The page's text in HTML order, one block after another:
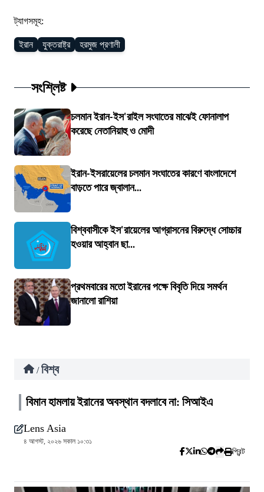
ট্যাগসমূহ:
ইরান যুক্তরাষ্ট্র হরমুজ প্রণালী
সংশ্লিষ্ট
চলমান ইরান-ইস'রাইল সংঘাতের মাঝেই ফোনালাপ
করেছে নেতানিয়াহু ও মোদী
ইরান-ইসরায়েলের চলমান সংঘাতের কারণে বাংলাদেশে
বাড়তে পারে জ্বালান...
বিশ্ববাসীকে ইস'রায়েলের আগ্রাসনের বিরুদ্ধে সোচ্চার
হওয়ার আহ্বান ছা...
প্রথমবারের মতো ইরানের পক্ষে বিবৃতি দিয়ে সমর্থন
জানালো রাশিয়া
/ বিশ্ব
বিমান হামলায় ইরানের অবস্থান বদলাবে না: সিআইএ
Lens Asia
৪ আগস্ট, ২০২৬ সকাল ১০:৩১
প্রিন্ট